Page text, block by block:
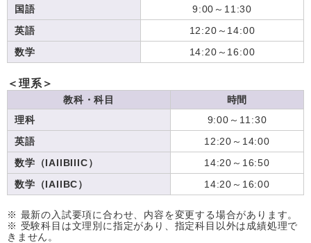
国語
9:00～11:30
英語
12:20～14:00
数学
14:20～16:00
＜理系＞
教科・科目
時間
理科
9:00～11:30
英語
12:20～14:00
数学（IAIIBIIIC）
14:20～16:50
数学（IAIIBC）
14:20～16:00
※ 最新の入試要項に合わせ、内容を変更する場合があります。
※ 受験科目は文理別に指定があり、指定科目以外は成績処理で
きません。